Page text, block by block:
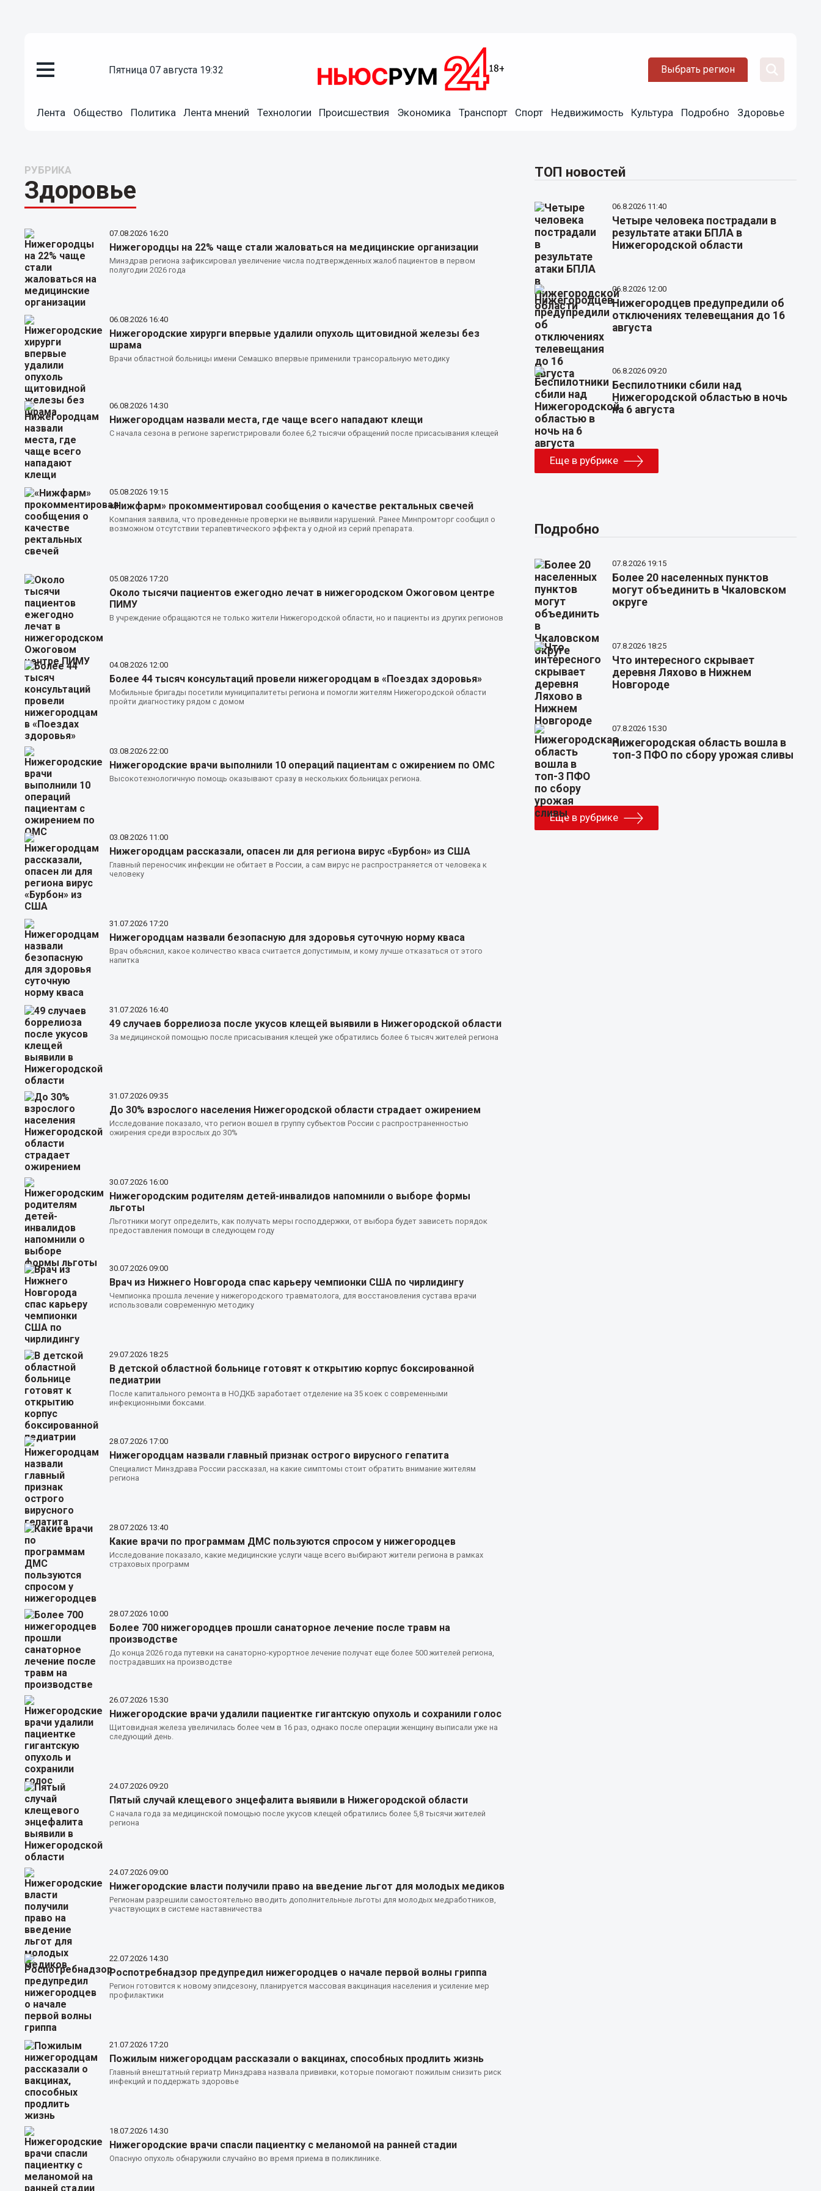
пятница 07 августа 19:32 Выбрать регион
Лента Общество Политика Лента мнений Технологии Происшествия Экономика Транспорт Спорт Недвижимость Культура Подробно Здоровье
РУБРИКА
Здоровье
07.08.2026 16:20
Нижегородцы на 22% чаще стали жаловаться на медицинские организации
Минздрав региона зафиксировал увеличение числа подтвержденных жалоб пациентов в первом
полугодии 2026 года
06.08.2026 16:40
Нижегородские хирурги впервые удалили опухоль щитовидной железы без
шрама
Врачи областной больницы имени Семашко впервые применили трансоральную методику
06.08.2026 14:30
Нижегородцам назвали места, где чаще всего нападают клещи
С начала сезона в регионе зарегистрировали более 6,2 тысячи обращений после присасывания клещей
05.08.2026 19:15
«Нижфарм» прокомментировал сообщения о качестве ректальных свечей
Компания заявила, что проведенные проверки не выявили нарушений. Ранее Минпромторг сообщил о
возможном отсутствии терапевтического эффекта у одной из серий препарата.
05.08.2026 17:20
Около тысячи пациентов ежегодно лечат в нижегородском Ожоговом центре
ПИМУ
В учреждение обращаются не только жители Нижегородской области, но и пациенты из других регионов
04.08.2026 12:00
Более 44 тысяч консультаций провели нижегородцам в «Поездах здоровья»
Мобильные бригады посетили муниципалитеты региона и помогли жителям Нижегородской области
пройти диагностику рядом с домом
03.08.2026 22:00
Нижегородские врачи выполнили 10 операций пациентам с ожирением по ОМС
Высокотехнологичную помощь оказывают сразу в нескольких больницах региона.
03.08.2026 11:00
Нижегородцам рассказали, опасен ли для региона вирус «Бурбон» из США
Главный переносчик инфекции не обитает в России, а сам вирус не распространяется от человека к
человеку
31.07.2026 17:20
Нижегородцам назвали безопасную для здоровья суточную норму кваса
Врач объяснил, какое количество кваса считается допустимым, и кому лучше отказаться от этого
напитка
31.07.2026 16:40
49 случаев боррелиоза после укусов клещей выявили в Нижегородской области
За медицинской помощью после присасывания клещей уже обратились более 6 тысяч жителей региона
31.07.2026 09:35
До 30% взрослого населения Нижегородской области страдает ожирением
Исследование показало, что регион вошел в группу субъектов России с распространенностью
ожирения среди взрослых до 30%
30.07.2026 16:00
Нижегородским родителям детей-инвалидов напомнили о выборе формы
льготы
Льготники могут определить, как получать меры господдержки, от выбора будет зависеть порядок
предоставления помощи в следующем году
30.07.2026 09:00
Врач из Нижнего Новгорода спас карьеру чемпионки США по чирлидингу
Чемпионка прошла лечение у нижегородского травматолога, для восстановления сустава врачи
использовали современную методику
29.07.2026 18:25
В детской областной больнице готовят к открытию корпус боксированной
педиатрии
После капитального ремонта в НОДКБ заработает отделение на 35 коек с современными
инфекционными боксами.
28.07.2026 17:00
Нижегородцам назвали главный признак острого вирусного гепатита
Специалист Минздрава России рассказал, на какие симптомы стоит обратить внимание жителям
региона
28.07.2026 13:40
Какие врачи по программам ДМС пользуются спросом у нижегородцев
Исследование показало, какие медицинские услуги чаще всего выбирают жители региона в рамках
страховых программ
28.07.2026 10:00
Более 700 нижегородцев прошли санаторное лечение после травм на
производстве
До конца 2026 года путевки на санаторно-курортное лечение получат еще более 500 жителей региона,
пострадавших на производстве
26.07.2026 15:30
Нижегородские врачи удалили пациентке гигантскую опухоль и сохранили голос
Щитовидная железа увеличилась более чем в 16 раз, однако после операции женщину выписали уже на
следующий день.
24.07.2026 09:20
Пятый случай клещевого энцефалита выявили в Нижегородской области
С начала года за медицинской помощью после укусов клещей обратились более 5,8 тысячи жителей
региона
24.07.2026 09:00
Нижегородские власти получили право на введение льгот для молодых медиков
Регионам разрешили самостоятельно вводить дополнительные льготы для молодых медработников,
участвующих в системе наставничества
22.07.2026 14:30
Роспотребнадзор предупредил нижегородцев о начале первой волны гриппа
Регион готовится к новому эпидсезону, планируется массовая вакцинация населения и усиление мер
профилактики
21.07.2026 17:20
Пожилым нижегородцам рассказали о вакцинах, способных продлить жизнь
Главный внештатный гериатр Минздрава назвала прививки, которые помогают пожилым снизить риск
инфекций и поддержать здоровье
18.07.2026 14:30
Нижегородские врачи спасли пациентку с меланомой на ранней стадии
Опасную опухоль обнаружили случайно во время приема в поликлинике.
ТОП новостей
06.8.2026 11:40
Четыре человека пострадали в
результате атаки БПЛА в
Нижегородской области
06.8.2026 12:00
Нижегородцев предупредили об
отключениях телевещания до 16
августа
06.8.2026 09:20
Беспилотники сбили над
Нижегородской областью в ночь
на 6 августа
Еще в рубрике
Подробно
07.8.2026 19:15
Более 20 населенных пунктов
могут объединить в Чкаловском
округе
07.8.2026 18:25
Что интересного скрывает
деревня Ляхово в Нижнем
Новгороде
07.8.2026 15:30
Нижегородская область вошла в
топ-3 ПФО по сбору урожая сливы
Еще в рубрике